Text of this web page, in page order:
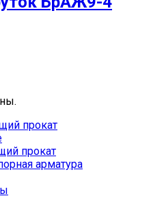
прокат
прокат
арматура